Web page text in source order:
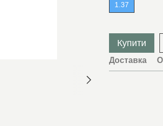
1.37
Купити
Доставка